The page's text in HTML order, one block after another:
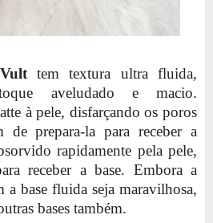
tem textura ultra fluida,
aveludado e macio.
à pele, disfarçando os poros
de prepara-la para receber a
rapidamente pela pele,
receber a base. Embora a
a base fluida seja maravilhosa,
bases também.